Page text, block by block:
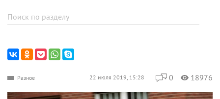
Разное 22 июля 2019, 15:28 0 18976